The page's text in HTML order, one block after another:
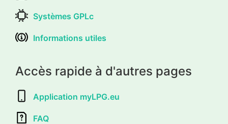
Systèmes GPLc
Informations utiles
Accès rapide à d'autres pages
Application myLPG.eu
FAQ